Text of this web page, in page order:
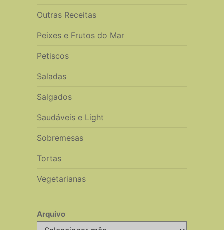
Outras Receitas
Peixes e Frutos do Mar
Petiscos
Saladas
Salgados
Saudáveis e Light
Sobremesas
Tortas
Vegetarianas
Arquivo
Arquivo